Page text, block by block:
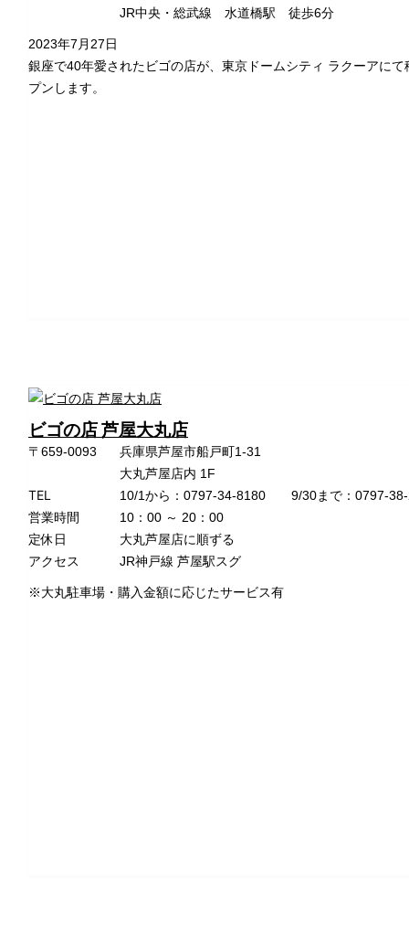
JR中央・総武線 水道橋駅 徒歩6分
2023年7月27日
銀座で40年愛されたビゴの店が、東京ドームシティ ラクーアにて
プンします。
ビゴの店 芦屋大丸店
〒659-0093
兵庫県芦屋市船戸町1-31
大丸芦屋店内 1F
TEL 10/1から：0797-34-8180 9/30まで：0797-38-
営業時間 10：00 ～ 20：00
定休日 大丸芦屋店に順ずる
アクセス JR神戸線 芦屋駅スグ
※大丸駐車場・購入金額に応じたサービス有